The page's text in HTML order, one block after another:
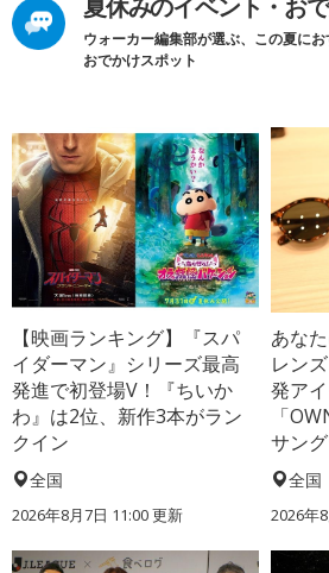
夏休みのイベント・お
ウォーカー編集部が選ぶ、この夏に
おでかけスポット
【映画ランキング】『スパ
イダーマン』シリーズ最高
発進で初登場V！『ちいか
わ』は2位、新作3本がラン
クイン
全国
2026年8月7日 11:00更新
あな
レン
発ア
「
サン
全国
2026年